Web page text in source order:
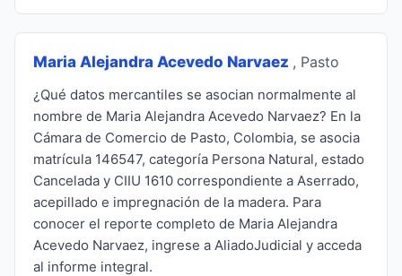
Maria Alejandra Acevedo Narvaez , Pasto
¿Qué datos mercantiles se asocian normalmente al
nombre de Maria Alejandra Acevedo Narvaez? En la
Cámara de Comercio de Pasto, Colombia, se asocia
matrícula 146547, categoría Persona Natural, estado
Cancelada y CIIU 1610 correspondiente a Aserrado,
acepillado e impregnación de la madera. Para
conocer el reporte completo de Maria Alejandra
Acevedo Narvaez, ingrese a AliadoJudicial y acceda
al informe integral.